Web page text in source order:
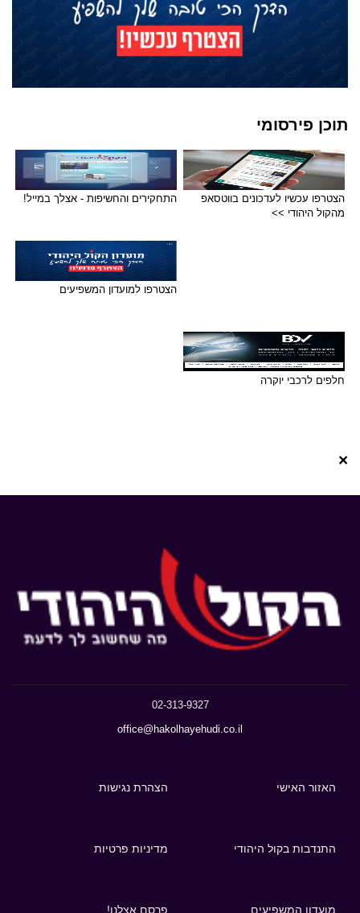
תוכן פירסומי
הצטרפו עכשיו לעדכונים בווטסאפ
מהקול היהודי >>
התחקירים והחשיפות - אצלך במייל!
הצטרפו למועדון המשפיעים
חלפים לרכבי יוקרה
×
02-313-9327
office@hakolhayehudi.co.il
האזור האישי הצהרת נגישות
התנדבות בקול היהודי מדיניות פרטיות
מועדון המשפיעים פרסם אצלנו!